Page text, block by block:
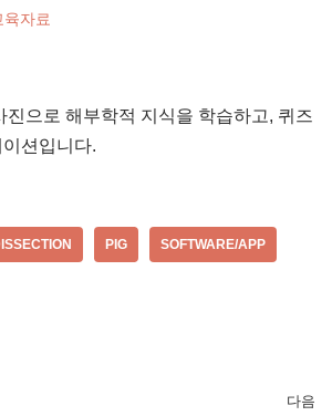
자료
진으로 해부학적 지식을 학습하고, 퀴즈
션입니다.
PIG SOFTWARE/APP
다음